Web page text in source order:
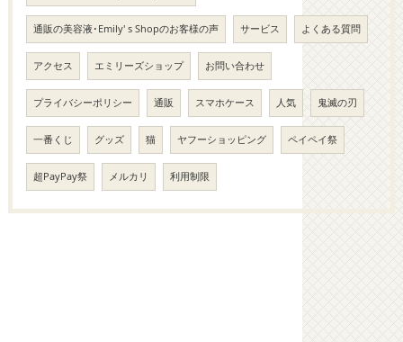
通販の美容液･Emily' s Shopのお客様の声 サービス よくある質問
アクセス エミリーズショップ お問い合わせ
プライバシーポリシー 通販 スマホケース 人気 鬼滅の刃
一番くじ グッズ 猫 ヤフーショッピング ペイペイ祭
超PayPay祭 メルカリ 利用制限